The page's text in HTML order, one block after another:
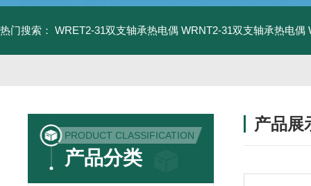
热门搜索： WRET2-31双支轴承热电偶 WRNT2-31双支轴承热电偶
PRODUCT CLASSIFICATION
产品分类
产品展